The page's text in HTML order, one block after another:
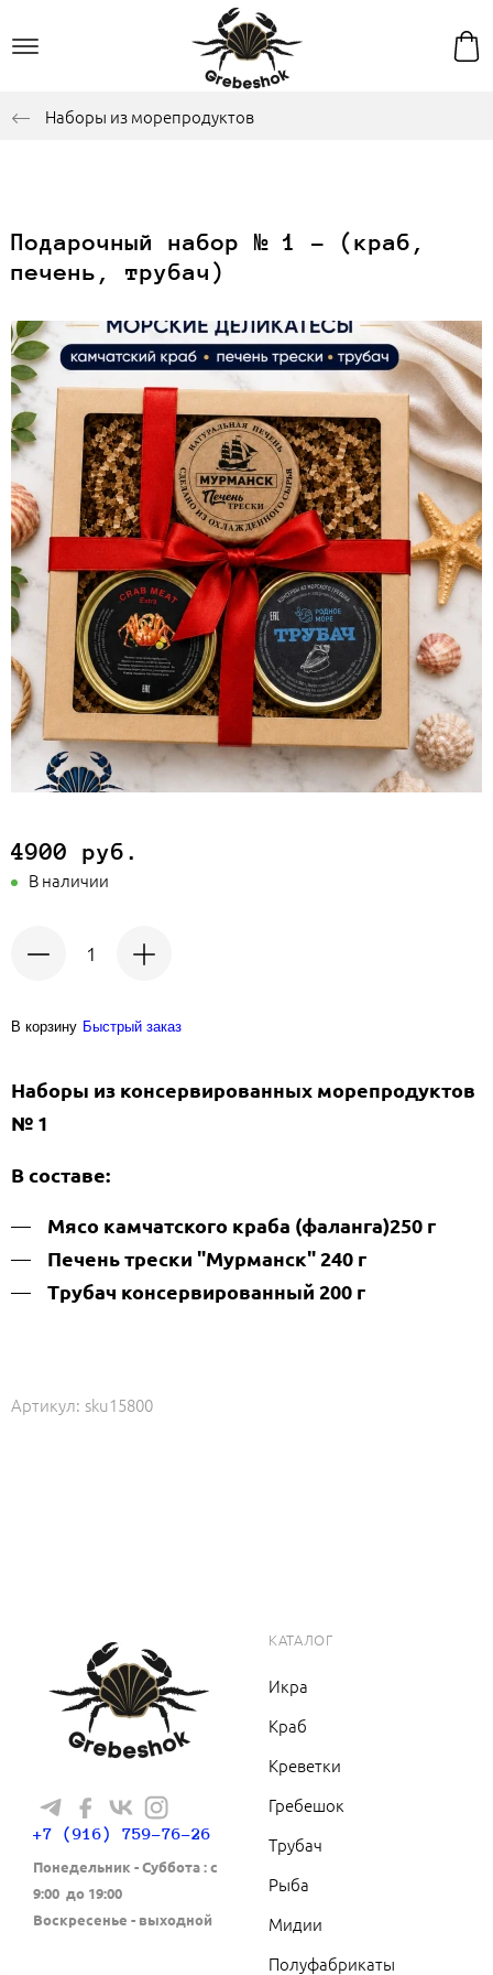
Наборы из морепродуктов
Подарочный набор № 1 - (краб,
печень, трубач)
4900 руб.
В наличии
В корзину Быстрый заказ
Наборы из консервированных морепродуктов
№ 1
В составе:
Мясо камчатского краба (фаланга)250 г
Печень трески "Мурманск" 240 г
Трубач консервированный 200 г
Артикул: sku15800
+7 (916) 759-76-26
Понедельник - Cуббота : с
9:00 до 19:00
Воскресенье - выходной
КАТАЛОГ
Икра
Краб
Креветки
Гребешок
Трубач
Рыба
Мидии
Полуфабрикаты